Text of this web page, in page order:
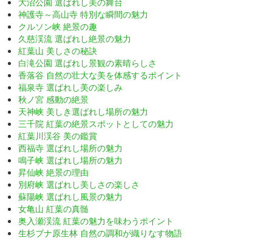
神護寺～高山寺 特別な瞬間の魅力
クルソン峡 絶景の趣
久慈渓流 選ばれし絶景の魅力
紅葉山 美しさの秘訣
白滝公園 選ばれし景観の素晴らしさ
香落谷 自然の壮大な美を体感するポイント
福泉寺 選ばれし美の楽しみ
秋ノ宮 感動の絶景
天神峡 美しき選ばれし場所の魅力
三千院 紅葉の絶景スポットとしての魅力
紅葉川渓谷 美の鑑賞
西福寺 選ばれし場所の魅力
鳴子峡 選ばれし場所の魅力
昇仙峡 絶景の理由
別府峡 選ばれし美しさの楽しさ
蘇陽峡 選ばれし風景の魅力
女亀山 紅葉の真髄
奥入瀬渓流 紅葉の魅力を味わうポイント
生杉ブナ原生林 自然の調和が織りなす物語